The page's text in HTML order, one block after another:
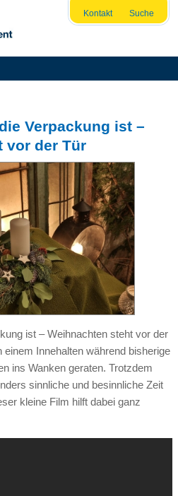
Kontakt Suche
Verpackung ist –
vor der Tür
ist – Weihnachten steht vor der
Innehalten während bisherige
ins Wanken geraten. Trotzdem
sinnliche und besinnliche Zeit
kleine Film hilft dabei ganz